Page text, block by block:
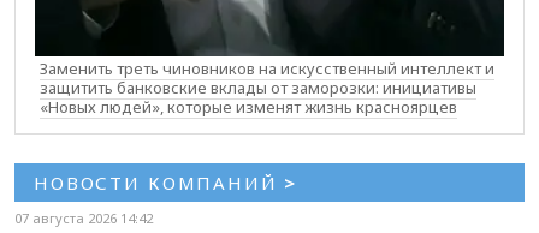
Заменить треть чиновников на искусственный интеллект и
защитить банковские вклады от заморозки: инициативы
«Новых людей», которые изменят жизнь красноярцев
НОВОСТИ КОМПАНИЙ >
07 августа 2026 14:42